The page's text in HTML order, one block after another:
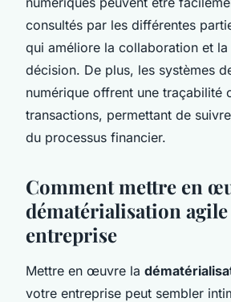
consultés par les différentes
qui améliore la collaboration et
décision. De plus, les systèmes
numérique offrent une traçabilité
transactions, permettant de
du processus financier.
Comment mettre en
dématérialisation
entreprise
Mettre en œuvre la
votre entreprise peut sembler